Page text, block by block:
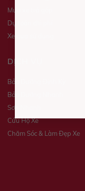
Mua xe trả góp
Dự toán chi phí
Xe qua sử dụng
DỊCH VỤ
Bảo Dưỡng Định Kỳ
Bảo Dưỡng Nhanh
Sơn Nhanh
Cứu Hộ Xe
Chăm Sóc & Làm Đẹp Xe